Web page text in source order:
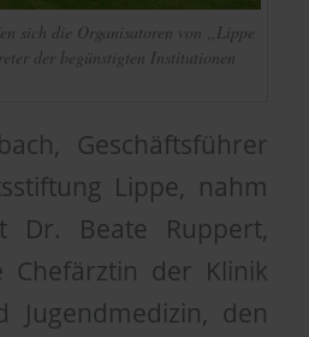
sich die Organisatoren von „Lippe
der begünstigten Institutionen
Geschäftsführer
Lippe, nahm
Dr. Beate Ruppert,
Chefärztin der Klinik
den